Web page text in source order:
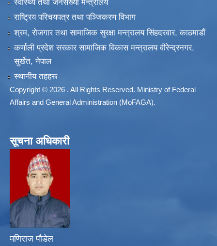
स्वास्थ्य तथा जनसंख्या मन्त्रालय
राष्ट्रिय परिचयपत्र तथा पञ्जिकरण विभाग
श्रम, रोजगार तथा सामाजिक सुरक्षा मन्त्रालय सिंहदरवार, काठमाडाैं
कर्णाली प्रदेश सरकार सामाजिक विकास मन्त्रालय वीरेन्द्रनगर,
सुर्खेत, नेपाल
स्थानीय तहहरू
Copyright © 2026 . All Rights Reserved. Ministry of Federal
Affairs and General Administration (MoFAGA).
सूचना अधिकारी
मणिराज पौडेल